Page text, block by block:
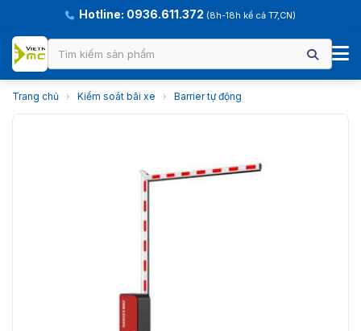
Hotline: 0936.611.372 (8h-18h kể cả T7,CN)
Trang chủ › Kiểm soát bãi xe › Barrier tự động